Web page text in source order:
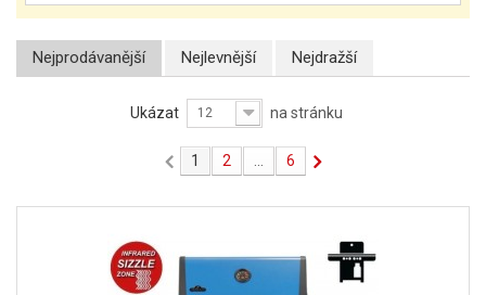
Nejprodávanější Nejlevnější Nejdražší
Ukázat 12 na stránku
1 2 6